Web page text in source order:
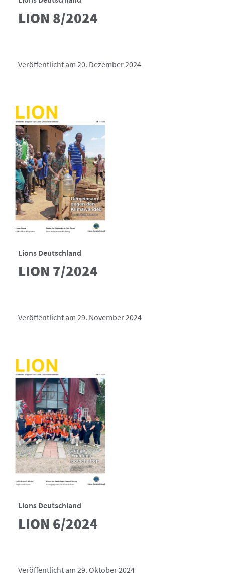
LION 8/2024
Veröffentlicht am 20. Dezember 2024
Lions Deutschland
LION 7/2024
Veröffentlicht am 29. November 2024
Lions Deutschland
LION 6/2024
Veröffentlicht am 29. Oktober 2024